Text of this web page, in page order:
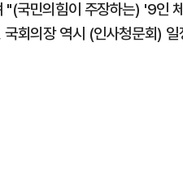
"(국민의힘이 주장하는) '9인
회의장 역시 (인사청문회)